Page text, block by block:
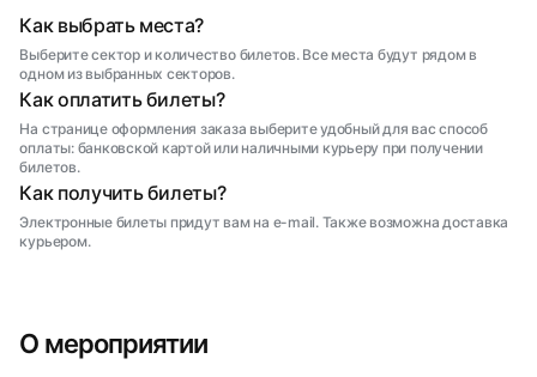
Как выбрать места?
Выберите сектор и количество билетов. Все места будут рядом в
одном из выбранных секторов.
Как оплатить билеты?
На странице оформления заказа выберите удобный для вас способ
оплаты: банковской картой или наличными курьеру при получении
билетов.
Как получить билеты?
Электронные билеты придут вам на e-mail. Также возможна доставка
курьером.
О мероприятии